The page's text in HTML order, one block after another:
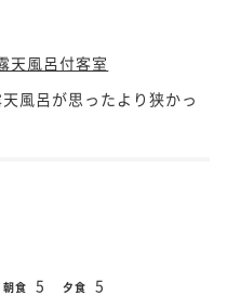
天風呂付客室
風呂が思ったより狭かっ
朝食 5 夕食 5